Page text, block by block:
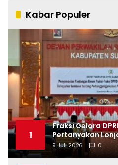
Kabar Populer
1
Fraksi Gelora
Pertanyakan
9 Juli 2026 0